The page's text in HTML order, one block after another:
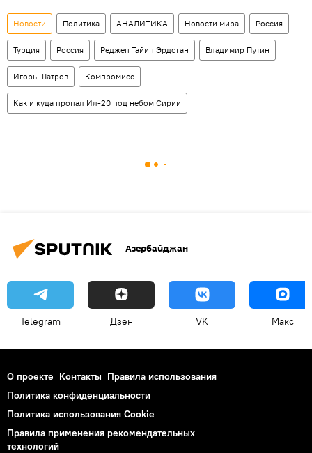
Новости Политика АНАЛИТИКА Новости мира Россия
Турция Россия Реджеп Тайип Эрдоган Владимир Путин
Игорь Шатров Компромисс
Как и куда пропал Ил-20 под небом Сирии
Азербайджан
Telegram Дзен VK Макс
О проекте Контакты Правила использования
Политика конфиденциальности
Политика использования Cookie
Правила применения рекомендательных
технологий